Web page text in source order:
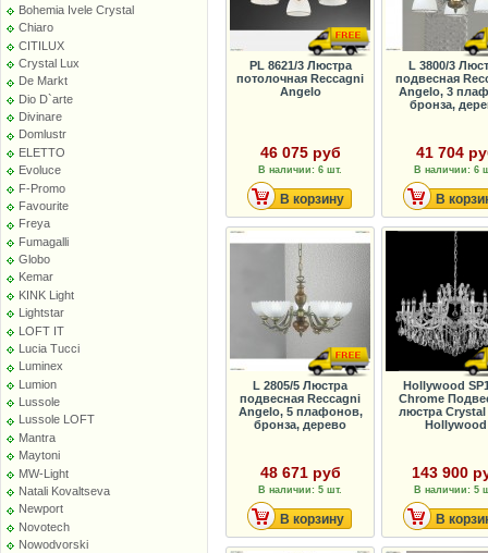
Bohemia Ivele Crystal
Chiaro
CITILUX
Crystal Lux
De Markt
Dio D`arte
Divinare
Domlustr
ELETTO
Evoluce
F-Promo
Favourite
Freya
Fumagalli
Globo
Kemar
KINK Light
Lightstar
LOFT IT
Lucia Tucci
Luminex
Lumion
Lussole
Lussole LOFT
Mantra
Maytoni
MW-Light
Natali Kovaltseva
Newport
Novotech
Nowodvorski
PL 8621/3 Люстра
потолочная Reccagni
Angelo
46 075 руб
В наличии: 6 шт.
В корзину
L 3800/3
подвесная
Angelo, 3
бронза,
41 704
В наличии: 6
В
L 2805/5 Люстра
подвесная Reccagni
Angelo, 5 плафонов,
бронза, дерево
48 671 руб
В наличии: 5 шт.
В корзину
Hollywood
Chrome
люстра
Hollywood
143 900
В наличии: 5
В